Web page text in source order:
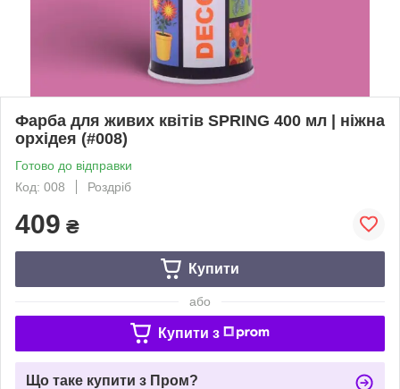
Фарба для живих квітів SPRING 400 мл | ніжна
орхідея (#008)
Готово до відправки
Код: 008
Роздріб
409 ₴
Купити
або
Купити з
Що таке купити з Пром?